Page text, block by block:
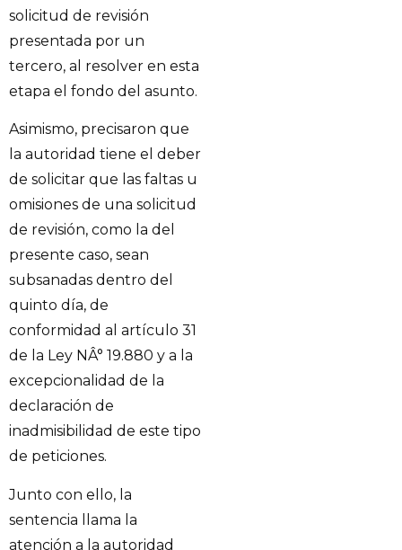
solicitud de revisión
presentada por un
tercero, al resolver en esta
etapa el fondo del asunto.
Asimismo, precisaron que
la autoridad tiene el deber
de solicitar que las faltas u
omisiones de una solicitud
de revisión, como la del
presente caso, sean
subsanadas dentro del
quinto día, de
conformidad al artículo 31
de la Ley NÂ° 19.880 y a la
excepcionalidad de la
declaración de
inadmisibilidad de este tipo
de peticiones.
Junto con ello, la
sentencia llama la
atención a la autoridad